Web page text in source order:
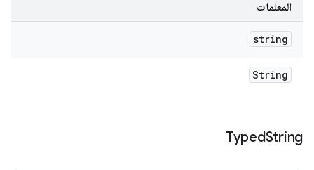
المعلمات
string
String
TypedString